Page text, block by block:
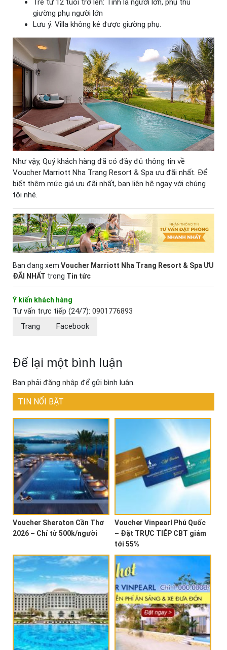
Trẻ từ 12 tuổi trở lên: Tính là người lớn, phụ thu
giường phụ người lớn
Lưu ý: Villa không kê được giường phụ.
Như vậy, Quý khách hàng đã có đầy đủ thông tin về
Voucher Marriott Nha Trang Resort & Spa ưu đãi nhất. Để
biết thêm mức giá ưu đãi nhất, bạn liên hệ ngay với chúng
tôi nhé.
Bạn đang xem Voucher Marriott Nha Trang Resort & Spa ƯU
ĐÃI NHẤT trong Tin tức
Ý kiến khách hàng
Tư vấn trực tiếp (24/7): 0901776893
Trang
Facebook
Để lại một bình luận
Bạn phải đăng nhập để gửi bình luận.
TIN NỔI BẬT
Voucher Sheraton Cần Thơ
2026 – Chỉ từ 500k/người
Voucher Vinpearl Phú Quốc
– Đặt TRỰC TIẾP CBT giảm
tới 55%